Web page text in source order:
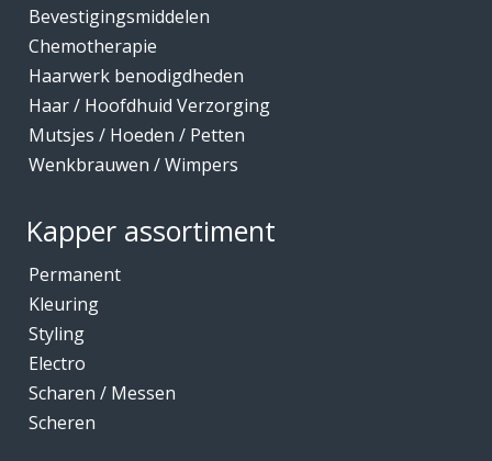
Bevestigingsmiddelen
Chemotherapie
Haarwerk benodigdheden
Haar / Hoofdhuid Verzorging
Mutsjes / Hoeden / Petten
Wenkbrauwen / Wimpers
Kapper assortiment
Permanent
Kleuring
Styling
Electro
Scharen / Messen
Scheren